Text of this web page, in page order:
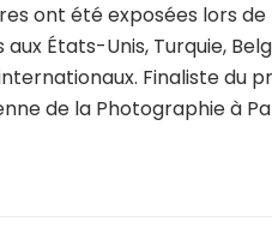
ont été exposées lors
États-Unis, Turquie,
Finaliste du
de la Photographie à